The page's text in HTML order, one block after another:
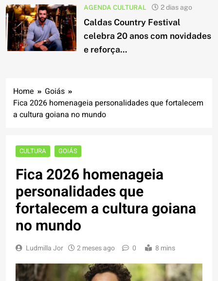
AGENDA CULTURAL 2 dias ago
Caldas Country Festival
celebra 20 anos com novidades
e reforça...
Home
Goiás
Fica 2026 homenageia personalidades que fortalecem
a cultura goiana no mundo
CULTURA GOIÁS
Fica 2026 homenageia
personalidades que
fortalecem a cultura goiana
no mundo
Ludmilla Jor 2 meses ago 0 8 mins